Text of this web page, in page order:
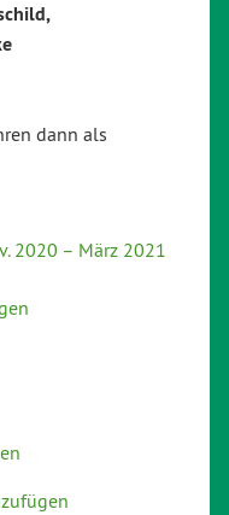
dann als
2020 – März 2021